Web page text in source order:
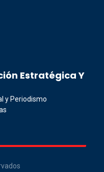
Estratégica Y
y Periodismo